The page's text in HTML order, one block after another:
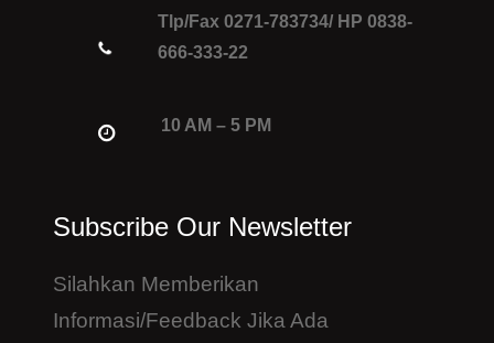
Tlp/Fax 0271-783734/ HP 0838-
666-333-22
10 AM – 5 PM
Subscribe Our Newsletter
Silahkan Memberikan
Informasi/feedback Jika Ada